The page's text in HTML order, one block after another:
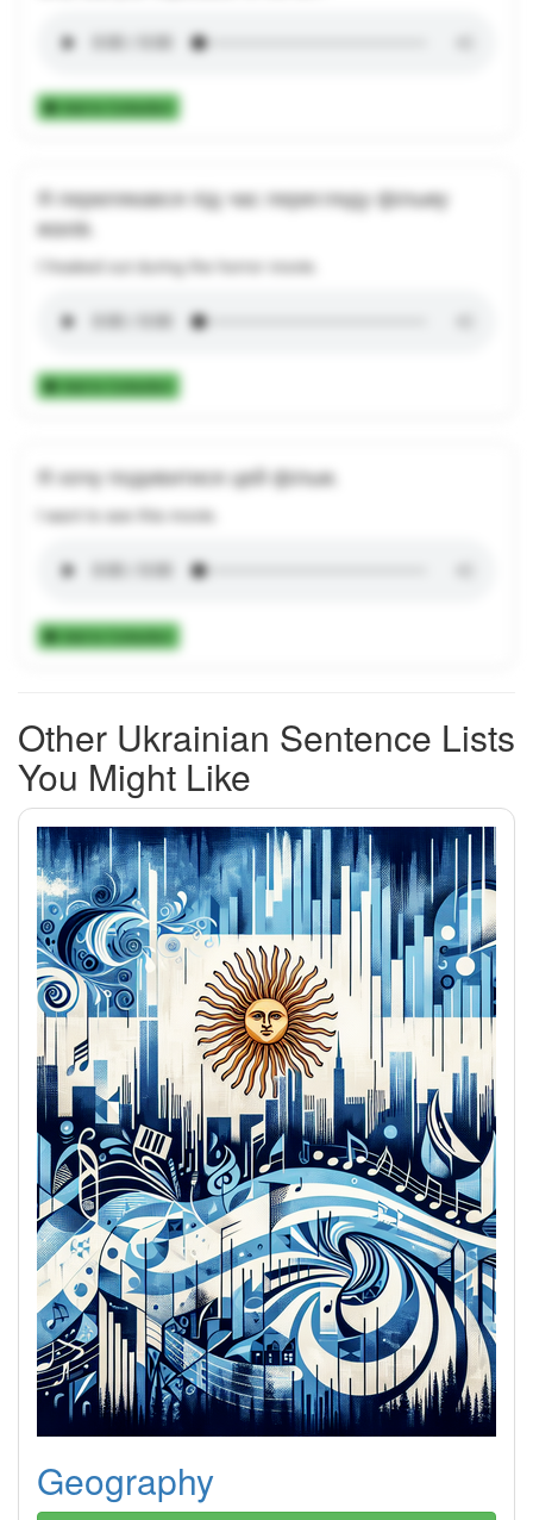
Add to Collection
Я перелякався під час перегляду фільму
жахів.
I freaked out during the horror movie.
Add to Collection
Я хочу подивитися цей фільм.
I want to see this movie.
Add to Collection
Other Ukrainian Sentence Lists
You Might Like
Geography